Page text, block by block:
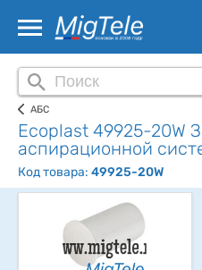
АБС
Ecoplast 49925-20W
аспирационной
Код товара: 49925-20W